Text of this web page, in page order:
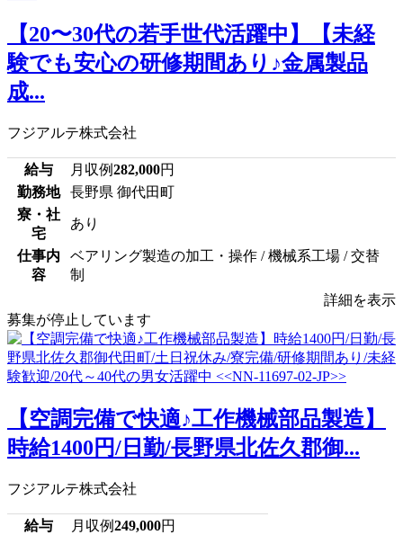
【20〜30代の若手世代活躍中】【未経
験でも安心の研修期間あり♪金属製品
成...
フジアルテ株式会社
給与 月収例282,000円
勤務地
長野県 御代田町
寮・社
宅
あり
仕事内
容
ベアリング製造の加工・操作 / 機械系工場 / 交替
制
詳細を表示
募集が停止しています
【空調完備で快適♪工作機械部品製造】
時給1400円/日勤/長野県北佐久郡御...
フジアルテ株式会社
給与 月収例249,000円